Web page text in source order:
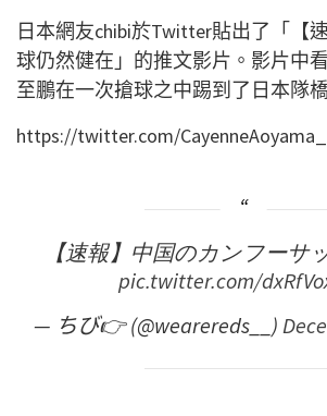
日本網友chibi於Twitter貼出了「【
球仍然健在」的推文影片。影片中
至鵬在一次搶球之中踢到了日本隊
https://twitter.com/
【速報】中国のカンフーサ
pic.twitter.com/
— ちび👉 (@wearereds__)